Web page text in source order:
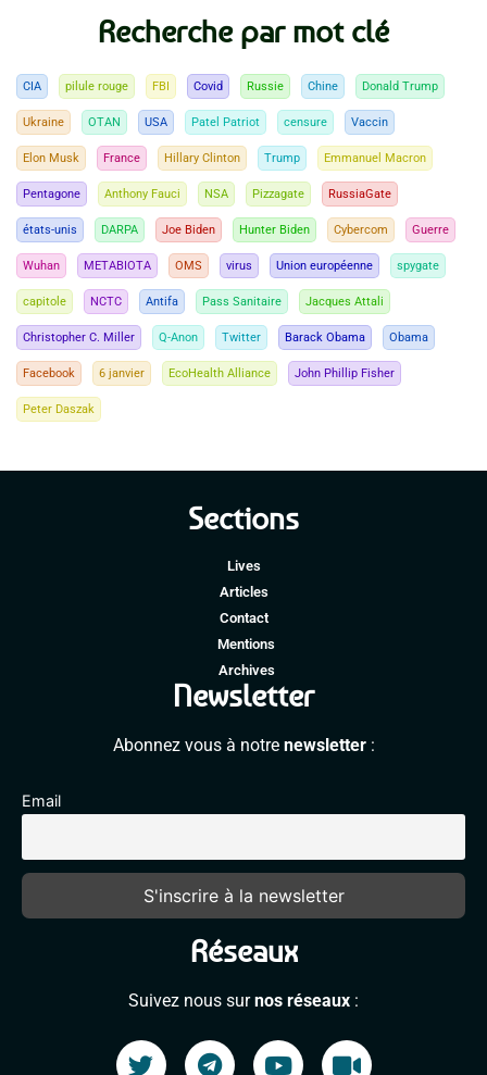
Recherche par mot clé
CIA pilule rouge FBI Covid Russie Chine Donald Trump
Ukraine OTAN USA Patel Patriot censure Vaccin
Elon Musk France Hillary Clinton Trump Emmanuel Macron
Pentagone Anthony Fauci NSA Pizzagate RussiaGate
états-unis DARPA Joe Biden Hunter Biden Cybercom Guerre
Wuhan METABIOTA OMS virus Union européenne spygate
capitole NCTC Antifa Pass Sanitaire Jacques Attali
Christopher C. Miller Q-Anon Twitter Barack Obama Obama
Facebook 6 janvier EcoHealth Alliance John Phillip Fisher
Peter Daszak
Sections
Lives
Articles
Contact
Mentions
Archives
Newsletter
Abonnez vous à notre newsletter:
Email
Réseaux
Suivez nous surnos réseaux :